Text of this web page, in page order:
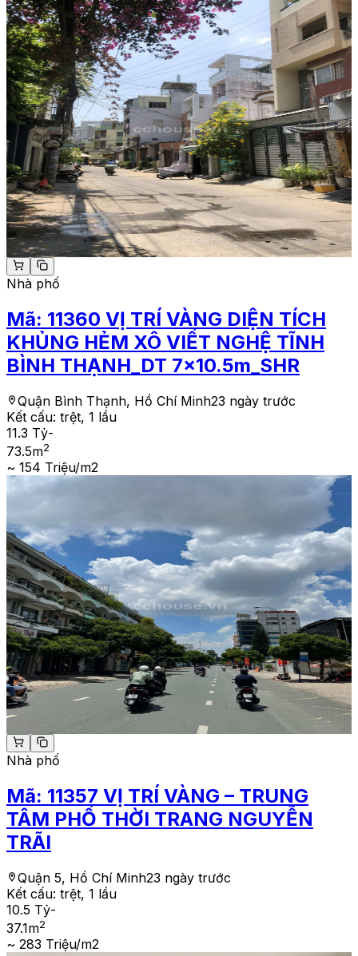
Nhà phố
Mã: 11360 VỊ TRÍ VÀNG DIỆN TÍCH
KHỦNG HẺM XÔ VIẾT NGHỆ TĨNH
BÌNH THẠNH_DT 7x10.5m_SHR
Quận Bình Thạnh, Hồ Chí Minh23 ngày trước
Kết cấu: trệt, 1 lầu
11.3 Tỷ-
73.5m2
~ 154 Triệu/m2
Nhà phố
Mã: 11357 VỊ TRÍ VÀNG – TRUNG
TÂM PHỐ THỜI TRANG NGUYỄN
TRÃI
Quận 5, Hồ Chí Minh23 ngày trước
Kết cấu: trệt, 1 lầu
10.5 Tỷ-
37.1m2
~ 283 Triệu/m2